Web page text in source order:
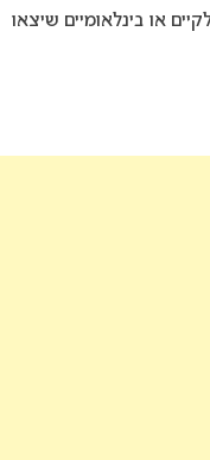
או בינלאומיים שיצאו